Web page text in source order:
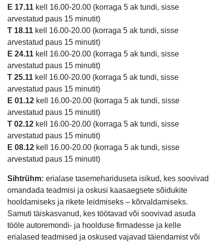
E 17.11 kell 16.00-20.00 (korraga 5 ak tundi, sisse
arvestatud paus 15 minutit)
T 18.11 kell 16.00-20.00 (korraga 5 ak tundi, sisse
arvestatud paus 15 minutit)
E 24.11 kell 16.00-20.00 (korraga 5 ak tundi, sisse
arvestatud paus 15 minutit)
T 25.11 kell 16.00-20.00 (korraga 5 ak tundi, sisse
arvestatud paus 15 minutit)
E 01.12 kell 16.00-20.00 (korraga 5 ak tundi, sisse
arvestatud paus 15 minutit)
T 02.12 kell 16.00-20.00 (korraga 5 ak tundi, sisse
arvestatud paus 15 minutit)
E 08.12 kell 16.00-20.00 (korraga 5 ak tundi, sisse
arvestatud paus 15 minutit)
Sihtrühm: erialase tasemehariduseta isikud, kes soovivad
omandada teadmisi ja oskusi kaasaegsete sõidukite
hooldamiseks ja rikete leidmiseks – kõrvaldamiseks.
Samuti täiskasvanud, kes töötavad või soovivad asuda
tööle autoremondi- ja hoolduse firmadesse ja kelle
erialased teadmised ja oskused vajavad täiendamist või